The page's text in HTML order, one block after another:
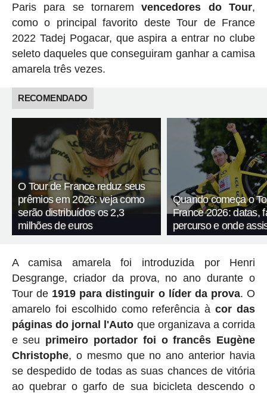
Paris para se tornaremvencedores do Tour,
como o principal favorito deste Tour de France
2022 Tadej Pogacar, que aspira a entrar no clube
seleto daqueles que conseguiram ganhar a camisa
amarela três vezes.
RECOMENDADO
O Tour de France reduz seus
prêmios em 2026: veja como
serão distribuídos os 2,3
milhões de euros
Quando começa o
France 2026: datas,
percurso e onde
A camisa amarela foi introduzida por Henri
Desgrange, criador da prova, no ano durante o
Tour de 1919 para distinguir o líder da prova. O
amarelo foi escolhido como referência àcor das
páginas do jornal l'Auto que organizava a corrida
e seu primeiro portador foi o francês Eugène
Christophe, o mesmo que no ano anterior havia
se despedido de todas as suas chances de vitória
ao quebrar o garfo de sua bicicleta descendo o